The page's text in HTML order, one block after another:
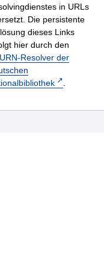
in URLs
Die persistente
dieses Links
hier durch den
URN-Resolver der
.